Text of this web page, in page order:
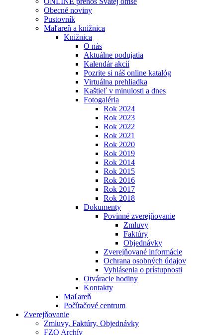
Obecné noviny
Pustovník
Maľareň a knižnica
Knižnica
O nás
Aktuálne podujatia
Kalendár akcií
Pozrite si náš online katalóg
Virtuálna prehliadka
Kaštieľ v minulosti a dnes
Fotogaléria
Rok 2024
Rok 2023
Rok 2022
Rok 2021
Rok 2020
Rok 2019
Rok 2014
Rok 2015
Rok 2016
Rok 2017
Rok 2018
Dokumenty
Povinné zverejňovanie
Zmluvy
Faktúry
Objednávky
Zverejňované informácie
Ochrana osobných údajov
Vyhlásenia o prístupnosti
Otváracie hodiny
Kontakty
Maľareň
Počítačové centrum
Zverejňovanie
Zmluvy, Faktúry, Objednávky
FZO Archív